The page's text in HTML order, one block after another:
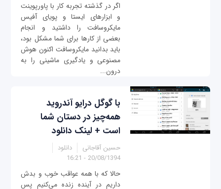
اگر در گذشته تجربه کار با پاورپوینت
و ابزارهای ایستا و پویای آفیس
مایکروسافت را داشتید و انجام
بعضی از کارها برای شما مشکل بود،
باید بدانید مایکروسافت اکنون هوش
مصنوعی و یادگیری ماشینی را به
درون...
با گوگل درایو آندروید
همه‌چیز در دستان شما
است + لینک دانلود
حسین آقاجانی
دانلود
20/08/1394 - 16:21
حالا که با همه‌ عواقب خوب و بدش
داریم در آینده زنده می‌کنیم پس